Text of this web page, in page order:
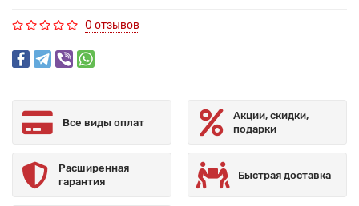
0 отзывов
Все виды оплат
Акции, скидки,
подарки
Расширенная
гарантия
Быстрая доставка